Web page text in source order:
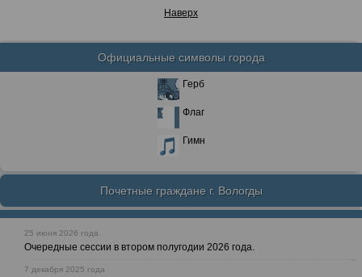
Наверх
Официальные символы города
Герб
Флаг
Гимн
Почетные граждане г. Вологды
25 июня 2026 года
Очередные сессии в втором полугодии 2026 года.
7 декабря 2025 года